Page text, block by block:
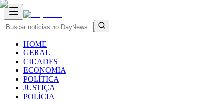
HOME
GERAL
CIDADES
ECONOMIA
POLÍTICA
JUSTIÇA
POLÍCIA